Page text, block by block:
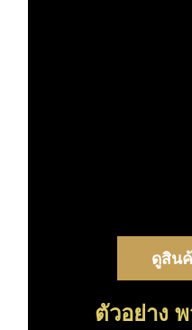
ดูสิน
ตัวอย่าง